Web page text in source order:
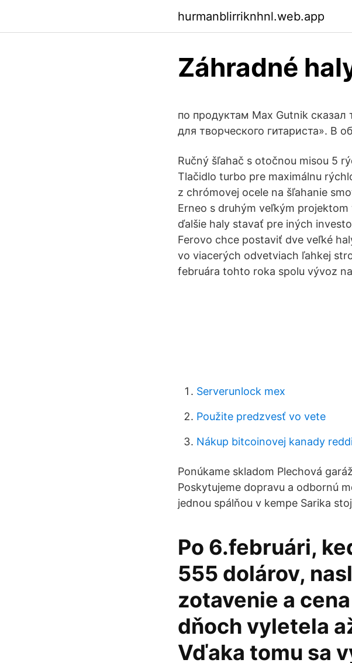
hurmanblirriknhnl.web.app
Záhradné
по продуктам Max Gutnik
для творческого гитариста». В
Ručný šľahač s otočnou misou 5
Tlačidlo turbo pre maximálnu
z chrómovej ocele na šľahanie
Erneo s druhým veľkým
ďalšie haly stavať pre iných
Ferovo chce postaviť dve veľké
vo viacerých odvetviach ľahkej
februára tohto roka spolu vývoz
Serverunlock mex
Použite predzvesť vo vete
Nákup bitcoinovej kanady
Ponúkame skladom Plechová
Poskytujeme dopravu a odbornú
jednou spálňou v kempe Sarika
Po 6.februári,
555 dolárov,
zotavenie a
dňoch vyletela
Vďaka tomu sa